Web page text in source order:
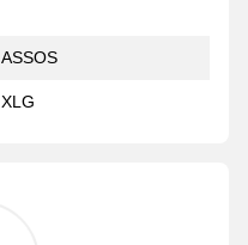
ASSOS
XLG